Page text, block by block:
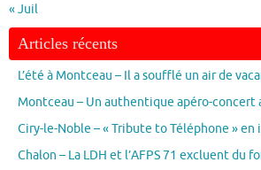
« Juil
Articles récents
L’été à Montceau – Il a soufflé un air de
Montceau – Un authentique apéro-concert
Ciry-le-Noble – « Tribute to Téléphone »
Chalon – La LDH et l’AFPS 71 excluent du